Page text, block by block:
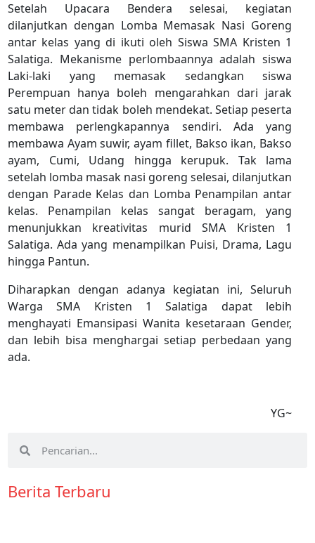
Setelah Upacara Bendera selesai, kegiatan
dilanjutkan dengan Lomba Memasak Nasi Goreng
antar kelas yang di ikuti oleh Siswa SMA Kristen 1
Salatiga. Mekanisme perlombaannya adalah siswa
Laki-laki yang memasak sedangkan siswa
Perempuan hanya boleh mengarahkan dari jarak
satu meter dan tidak boleh mendekat. Setiap peserta
membawa perlengkapannya sendiri. Ada yang
membawa Ayam suwir, ayam fillet, Bakso ikan, Bakso
ayam, Cumi, Udang hingga kerupuk. Tak lama
setelah lomba masak nasi goreng selesai, dilanjutkan
dengan Parade Kelas dan Lomba Penampilan antar
kelas. Penampilan kelas sangat beragam, yang
menunjukkan kreativitas murid SMA Kristen 1
Salatiga. Ada yang menampilkan Puisi, Drama, Lagu
hingga Pantun.
Diharapkan dengan adanya kegiatan ini, Seluruh
Warga SMA Kristen 1 Salatiga dapat lebih
menghayati Emansipasi Wanita kesetaraan Gender,
dan lebih bisa menghargai setiap perbedaan yang
ada.
YG~
Berita Terbaru